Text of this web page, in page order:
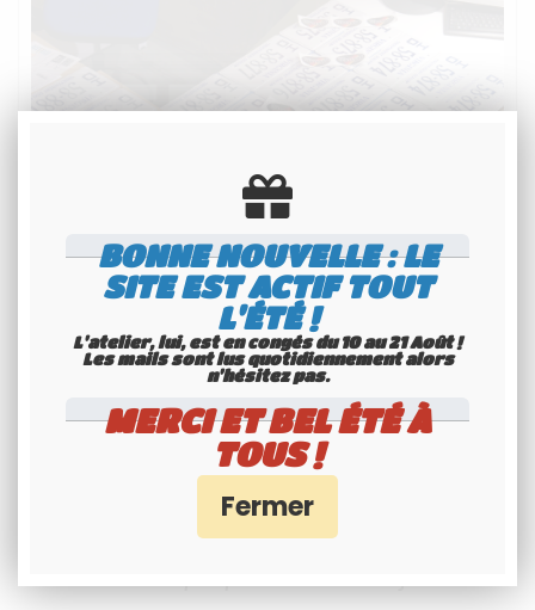
BONNE NOUVELLE : LE
SITE EST ACTIF TOUT
L'ÉTÉ !
L'atelier, lui, est en congés du 10 au 21 Août !
Les mails sont lus quotidiennement alors
n'hésitez pas.
MERCI ET BEL ÉTÉ À
TOUS !
Copyright REBELCAR®
IMMAT / TEXTE PERSO : MAXIMUM 6
CHIFFRES + 1 TIRET
Durée de fabrication : 50 minutes